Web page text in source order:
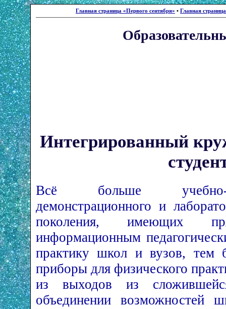
Главная страница «Первого сентября» • Главная
Интегрированный
Всё больше учебно-
демонстрационного и
поколения, имеющих
информационным
практику школ и вузов, тем
приборы для физического
из выходов из
объединении возможностей